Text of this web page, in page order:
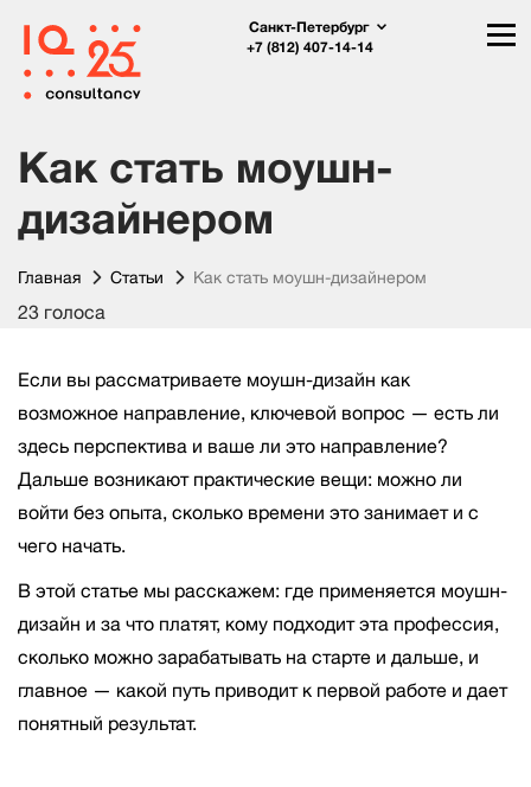
Санкт-Петербург
+7 (812) 407-14-14
Как стать моушн-
дизайнером
Главная Статьи Как стать моушн-дизайнером
23 голоса
Если вы рассматриваете моушн-дизайн как
возможное направление, ключевой вопрос — есть ли
здесь перспектива и ваше ли это направление?
Дальше возникают практические вещи: можно ли
войти без опыта, сколько времени это занимает и с
чего начать.
В этой статье мы расскажем: где применяется моушн-
дизайн и за что платят, кому подходит эта профессия,
сколько можно зарабатывать на старте и дальше, и
главное — какой путь приводит к первой работе и дает
понятный результат.